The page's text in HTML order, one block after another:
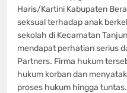
Haris/Kartini Kabupaten
seksual terhadap anak
sekolah di Kecamatan
mendapat perhatian serius
Partners. Firma hukum
hukum korban dan
proses hukum hingga